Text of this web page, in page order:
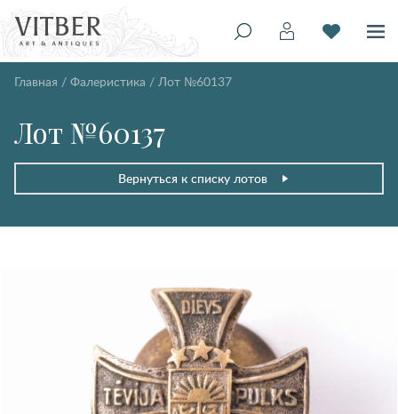
Главная / Фалеристика / Лот №60137
Лот №60137
Вернуться к списку лотов